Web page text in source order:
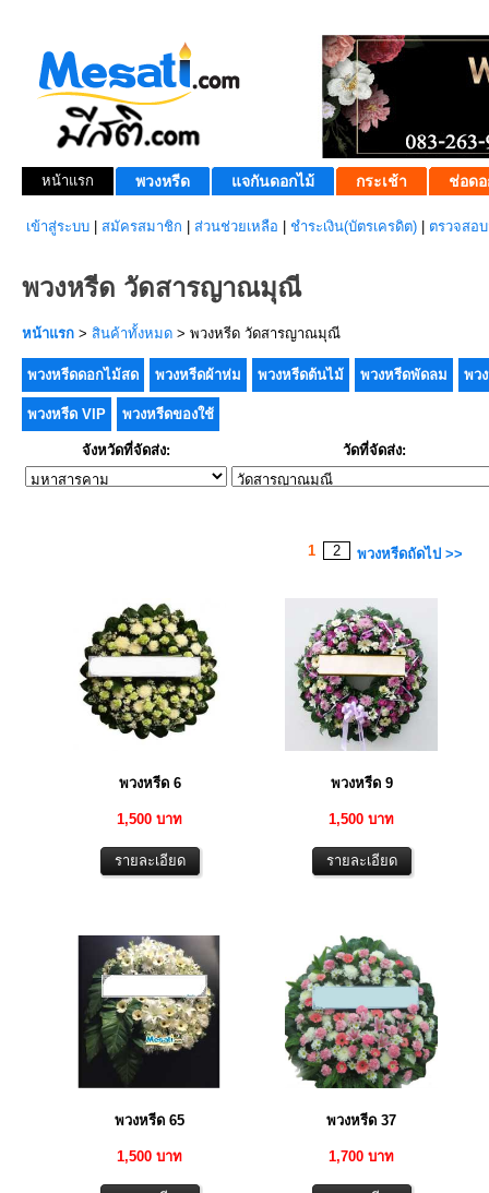
หน้าแรก พวงหรีด แจกันดอกไม้ กระเช้า ช่อดอ
เข้าสู่ระบบ สมัครสมาชิก ส่วนช่วยเหลือ ชำระเงิน(บัตรเครดิต) ตรวจสอ
พวงหรีด วัดสารญาณมุณี
หน้าแรก > สินค้าทั้งหมด > พวงหรีด วัดสารญาณมุณี
พวงหรีดดอกไม้สด พวงหรีดผ้าห่ม พวงหรีดต้นไม้ พวงหรีดพัดลม พว
พวงหรีด VIP พวงหรีดของใช้
จังหวัดที่จัดส่ง: วัดที่จัดส่ง:
1 2 พวงหรีดถัดไป >>
พวงหรีด 6
1,500 บาท
พวงหรีด 9
1,500 บาท
พวงหรีด 65
1,500 บาท
พวงหรีด 37
1,700 บาท